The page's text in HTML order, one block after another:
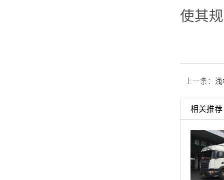
使其
上一条： 浅
相关推荐